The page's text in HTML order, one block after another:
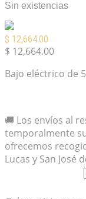
Sin existencias
$ 12,664.00
$ 12,664.00
Bajo eléctrico de
🚚 Los envíos al
temporalmente
ofrecemos
Lucas y San José